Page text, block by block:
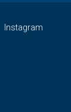
Instagram